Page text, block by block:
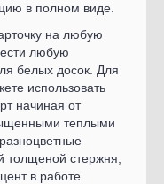
в полном виде.
на любую
любую
белых досок. Для
использовать
начиная от
теплыми
толщеной стержня,
в работе.